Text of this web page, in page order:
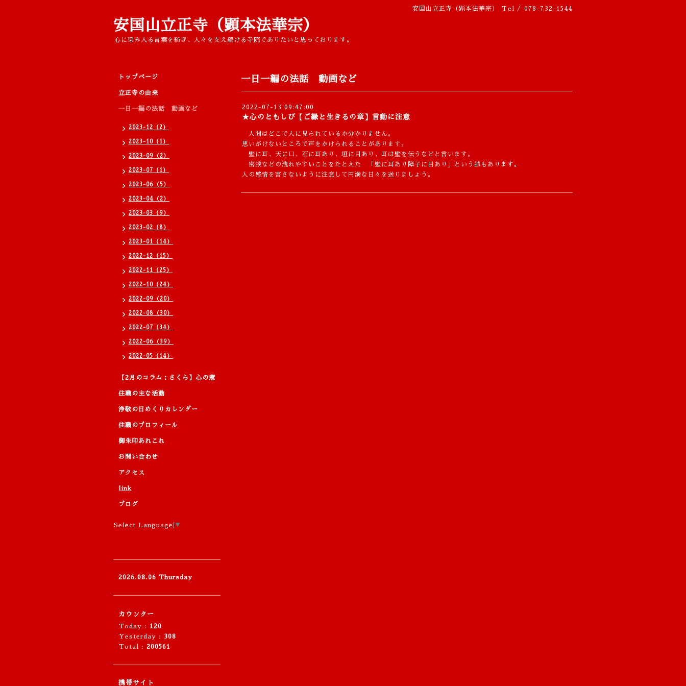
安国山立正寺（顕本法華宗） Tel / 078-732-1544
安国山立正寺（顕本法華宗）
心に染み入る言葉を紡ぎ、人々を支え続ける寺院でありたいと思っております。
一日一編の法話 動画など
2022-07-13 09:47:00
★心のともしび【ご縁と生きるの章】言動に注意
人間はどこで人に見られているか分かりません。
思いがけないところで声をかけられることがあります。
壁に耳、天に口、石に耳あり、垣に目あり、耳は壁を伝うなどと言います。
密談などの洩れやすいことをたとえた 「壁に耳あり障子に目あり」という諺もあります。
人の感情を害さないように注意して円満な日々を送りましょう。
トップページ
立正寺の由来
一日一編の法話 動画など
2023-12（2）
2023-10（1）
2023-09（2）
2023-07（1）
2023-06（5）
2023-04（2）
2023-03（9）
2023-02（8）
2023-01（14）
2022-12（15）
2022-11（25）
2022-10（24）
2022-09（20）
2022-08（30）
2022-07（34）
2022-06（39）
2022-05（14）
【2月のコラム：さくら】心の窓
住職の主な活動
浄敬の日めくりカレンダー
住職のプロフィール
御朱印あれこれ
お問い合わせ
アクセス
link
ブログ
Select Language ▼
2026.08.06 Thursday
カウンター
Today : 120
Yesterday : 308
Total : 200561
携帯サイト